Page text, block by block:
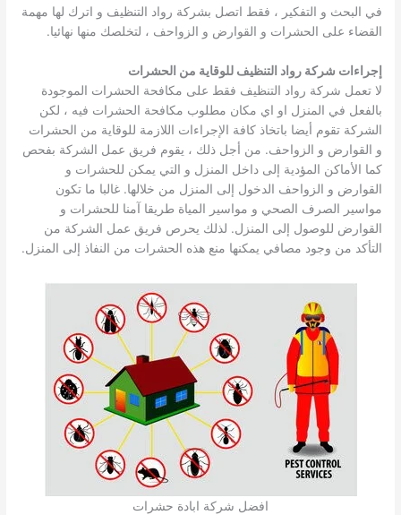
في البحث و التفكير ، فقط اتصل بشركة رواد التنظيف و اترك لها مهمة
القضاء على الحشرات و القوارض و الزواحف ، لتخلصك منها نهائيا.
إجراءات شركة رواد التنظيف للوقاية من الحشرات
لا تعمل شركة رواد التنظيف فقط على مكافحة الحشرات الموجودة
بالفعل في المنزل او اي مكان مطلوب مكافحة الحشرات فيه ، لكن
الشركة تقوم أيضا باتخاذ كافة الإجراءات اللازمة للوقاية من الحشرات
و القوارض و الزواحف. من أجل ذلك ، يقوم فريق عمل الشركة بفحص
كما الأماكن المؤدية إلى داخل المنزل و التي يمكن للحشرات و
القوارض و الزواحف الدخول إلى المنزل من خلالها. غالبا ما تكون
مواسير الصرف الصحي و مواسير المياة طريقا آمنا للحشرات و
القوارض للوصول إلى المنزل. لذلك يحرص فريق عمل الشركة من
التأكد من وجود مصافي يمكنها منع هذه الحشرات من النفاذ إلى المنزل.
افضل شركة ابادة حشرات